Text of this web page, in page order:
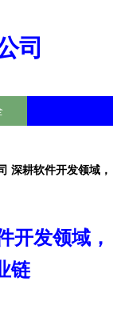
司
深耕软件开发领域，
开发领域，
链